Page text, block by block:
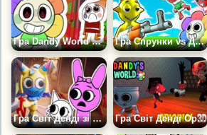
Гра Dandy World Магнат Гра Спрунки vs Денді Шутер 3D
Гра Світ Денді зі Спрунки Гра Світ Денді Оригінал 3D